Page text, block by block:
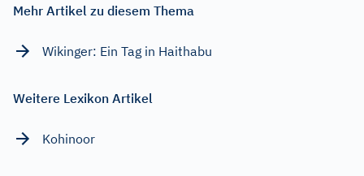
Mehr Artikel zu diesem Thema
Wikinger: Ein Tag in Haithabu
Weitere Lexikon Artikel
Kohinoor